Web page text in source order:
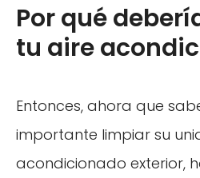
Por qué
tu aire
Entonces, ahora que
importante limpiar su
acondicionado exterior,